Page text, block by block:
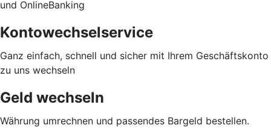
und OnlineBanking
Kontowechselservice
Ganz einfach, schnell und sicher mit Ihrem Geschäftskonto
zu uns wechseln
Geld wechseln
Währung umrechnen und passendes Bargeld bestellen.